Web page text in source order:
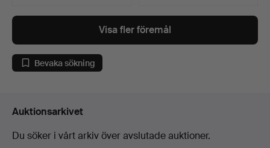
Visa fler föremål
Bevaka sökning
Auktionsarkivet
Du söker i vårt arkiv över avslutade auktioner.